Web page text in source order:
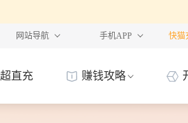
网站导航 手机APP 快猫
直充 赚钱攻略